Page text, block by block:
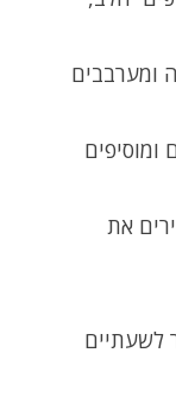
ומערבבים
את
לשעתיים